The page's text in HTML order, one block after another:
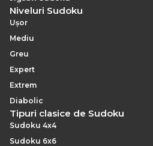
Niveluri Sudoku
Ușor
Mediu
Greu
Expert
Extrem
Diabolic
Tipuri clasice de Sudoku
Sudoku 4x4
Sudoku 6x6